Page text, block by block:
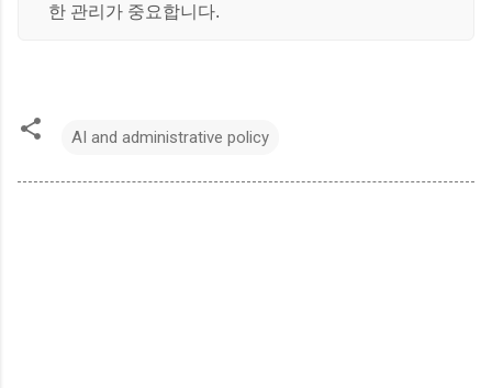
한 관리가 중요합니다.
AI and administrative policy